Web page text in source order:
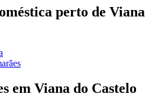
perto de Viana
em Viana do Castelo